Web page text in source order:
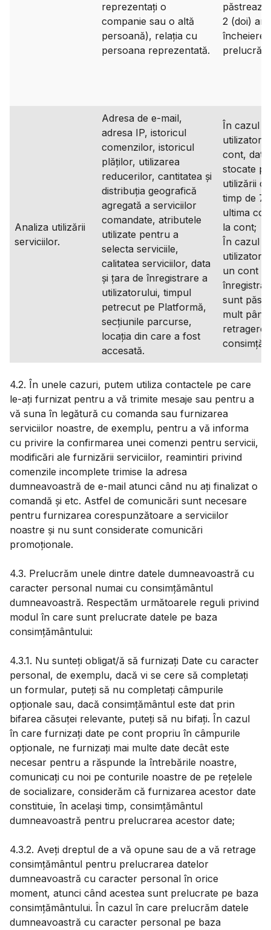
reprezentați o
companie sau o altă
persoană), relația cu
persoana reprezentată.
păstrează
2 (doi) ani
încheierea
Analiza utilizării
serviciilor.
Adresa de e-mail,
adresa IP, istoricul
comenzilor, istoricul
plăților, utilizarea
reducerilor, cantitatea și
distribuția geografică
agregată a serviciilor
comandate, atributele
utilizate pentru a
selecta serviciile,
calitatea serviciilor, data
și țara de înregistrare a
utilizatorului, timpul
petrecut pe Platformă,
secțiunile parcurse,
locația din care a fost
accesată.
În cazul
cont,
stocate
utilizării
timp de 7
ultima
la cont;
În cazul
un cont
sunt
mult până
retragerea
4.2. În unele cazuri, putem utiliza contactele pe care
le-ați furnizat pentru a vă trimite mesaje sau pentru a
vă suna în legătură cu comanda sau furnizarea
serviciilor noastre, de exemplu, pentru a vă informa
cu privire la confirmarea unei comenzi pentru servicii,
modificări ale furnizării serviciilor, reamintiri privind
comenzile incomplete trimise la adresa
dumneavoastră de e-mail atunci când nu ați finalizat o
comandă și etc. Astfel de comunicări sunt necesare
pentru furnizarea corespunzătoare a serviciilor
noastre și nu sunt considerate comunicări
promoționale.
4.3. Prelucrăm unele dintre datele dumneavoastră cu
caracter personal numai cu consimțământul
dumneavoastră. Respectăm următoarele reguli privind
modul în care sunt prelucrate datele pe baza
consimțământului:
4.3.1. Nu sunteți obligat/ă să furnizați Date cu caracter
personal, de exemplu, dacă vi se cere să completați
un formular, puteți să nu completați câmpurile
opționale sau, dacă consimțământul este dat prin
bifarea căsuței relevante, puteți să nu bifați. În cazul
în care furnizați date pe cont propriu în câmpurile
opționale, ne furnizați mai multe date decât este
necesar pentru a răspunde la întrebările noastre,
comunicați cu noi pe conturile noastre de pe rețelele
de socializare, considerăm că furnizarea acestor date
constituie, în același timp, consimțământul
dumneavoastră pentru prelucrarea acestor date;
4.3.2. Aveți dreptul de a vă opune sau de a vă retrage
consimțământul pentru prelucrarea datelor
dumneavoastră cu caracter personal în orice
moment, atunci când acestea sunt prelucrate pe baza
consimțământului. În cazul în care prelucrăm datele
dumneavoastră cu caracter personal pe baza